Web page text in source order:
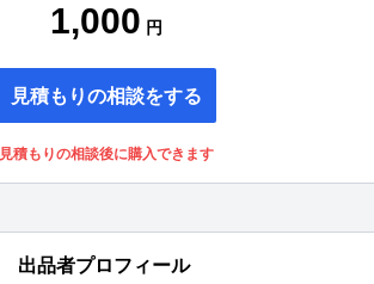
1,000 円
見積もりの相談をする
見積もりの相談後に購入できます
出品者プロフィール